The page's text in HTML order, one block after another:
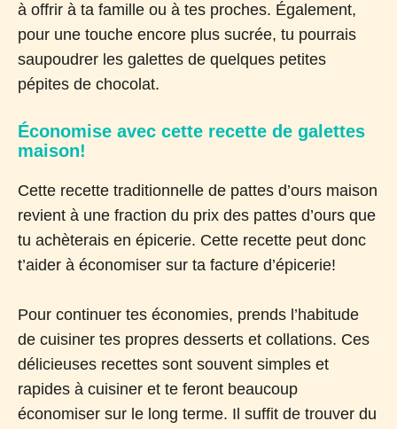
à offrir à ta famille ou à tes proches. Également,
pour une touche encore plus sucrée, tu pourrais
saupoudrer les galettes de quelques petites
pépites de chocolat.
Économise avec cette recette de galettes
maison!
Cette recette traditionnelle de pattes d’ours maison
revient à une fraction du prix des pattes d’ours que
tu achèterais en épicerie. Cette recette peut donc
t’aider à économiser sur ta facture d’épicerie!
Pour continuer tes économies, prends l’habitude
de cuisiner tes propres desserts et collations. Ces
délicieuses recettes sont souvent simples et
rapides à cuisiner et te feront beaucoup
économiser sur le long terme. Il suffit de trouver du